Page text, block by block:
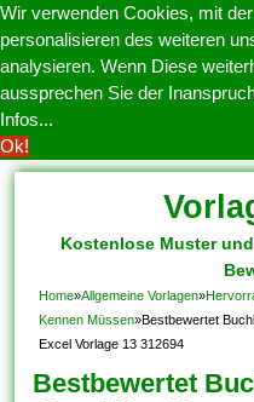
Wir verwenden Cookies, mit
personalisieren des weiteren
analysieren. Wenn Diese
aussprechen Sie der
Infos...
Ok!
Kostenlose Muster
Home»Allgemeine Vorlagen»
Kennen Müssen»Bestbewertet
Excel Vorlage 13 312694
Bestbewertet